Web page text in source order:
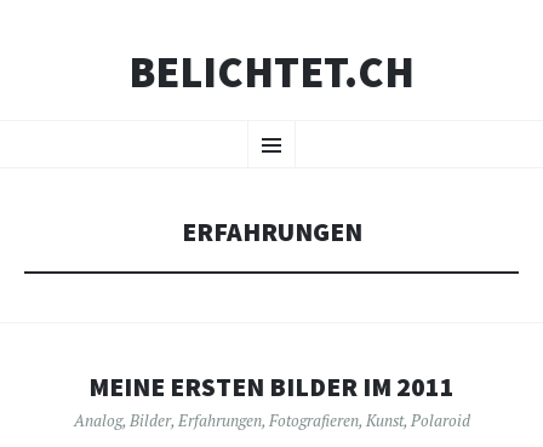
BELICHTET.CH
Menü
INHALT
ERFAHRUNGEN
MEINE ERSTEN BILDER IM 2011
Analog, Bilder, Erfahrungen, Fotografieren, Kunst, Polaroid